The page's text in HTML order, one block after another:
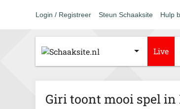
Login / Registreer Steun Schaaksite Hulp
Live
Giri toont mooi spel in